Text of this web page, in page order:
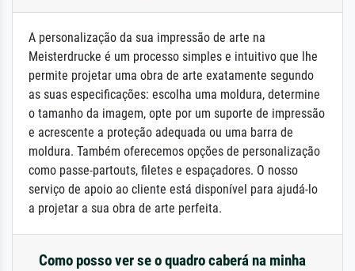
A personalização da sua impressão de arte na
Meisterdrucke é um processo simples e intuitivo que lhe
permite projetar uma obra de arte exatamente segundo
as suas especificações: escolha uma moldura, determine
o tamanho da imagem, opte por um suporte de impressão
e acrescente a proteção adequada ou uma barra de
moldura. Também oferecemos opções de personalização
como passe-partouts, filetes e espaçadores. O nosso
serviço de apoio ao cliente está disponível para ajudá-lo
a projetar a sua obra de arte perfeita.
Como posso ver se o quadro caberá na minha